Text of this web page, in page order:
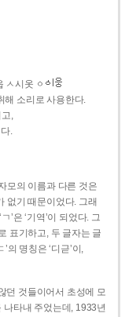
ㅅ시옷 ㆁ
해 소리로 사용한다.
,
.
모의 이름과 다른 것은
없기 때문이었다. 그래
’은 ‘기역’이 되었다. 그
로 표기하고, 두 글자는 글
의 명칭은 ‘디귿’이,
던 것들이어서 초성에 모
나타내 주었는데, 1933년